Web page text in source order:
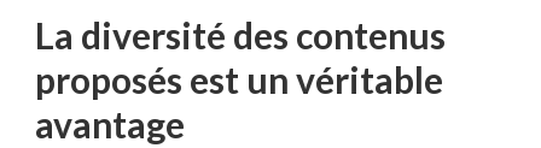
La diversité des contenus
proposés est un véritable
avantage